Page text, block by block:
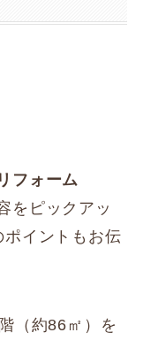
フォーム
をピックアッ
イントもお伝
（約86㎡）を